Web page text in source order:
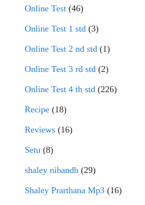
Online Test (46)
Online Test 1 std (3)
Online Test 2 nd std (1)
Online Test 3 rd std (2)
Online Test 4 th std (226)
Recipe (18)
Reviews (16)
Setu (8)
shaley nibandh (29)
Shaley Prarthana Mp3 (16)